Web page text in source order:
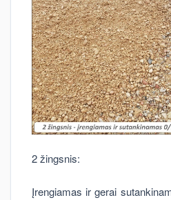
2 žingsnis:
Įrengiamas ir gerai